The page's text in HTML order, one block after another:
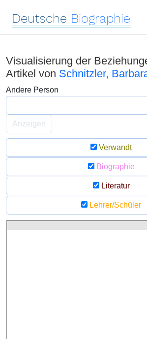
Deutsche Biographie
Visualisierung der
Artikel von Schnitzler,
Andere Person
Anzeigen
Verwandt
Biographie
Literatur
Lehrer/Schüler